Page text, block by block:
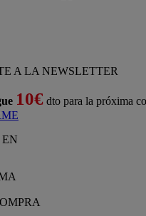
A LA NEWSLETTER
10€ dto para la próxima
EN